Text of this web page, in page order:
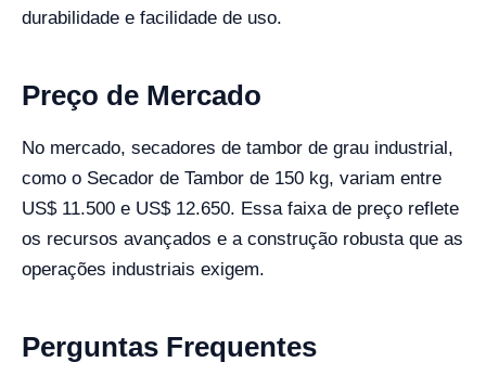
durabilidade e facilidade de uso.
Preço de Mercado
No mercado, secadores de tambor de grau industrial,
como o Secador de Tambor de 150 kg, variam entre
US$ 11.500 e US$ 12.650. Essa faixa de preço reflete
os recursos avançados e a construção robusta que as
operações industriais exigem.
Perguntas Frequentes